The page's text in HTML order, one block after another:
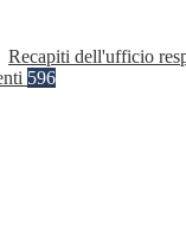
Recapiti dell'ufficio
596